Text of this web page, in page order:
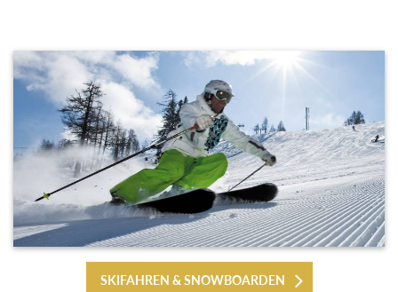
SKIFAHREN & SNOWBOARDEN